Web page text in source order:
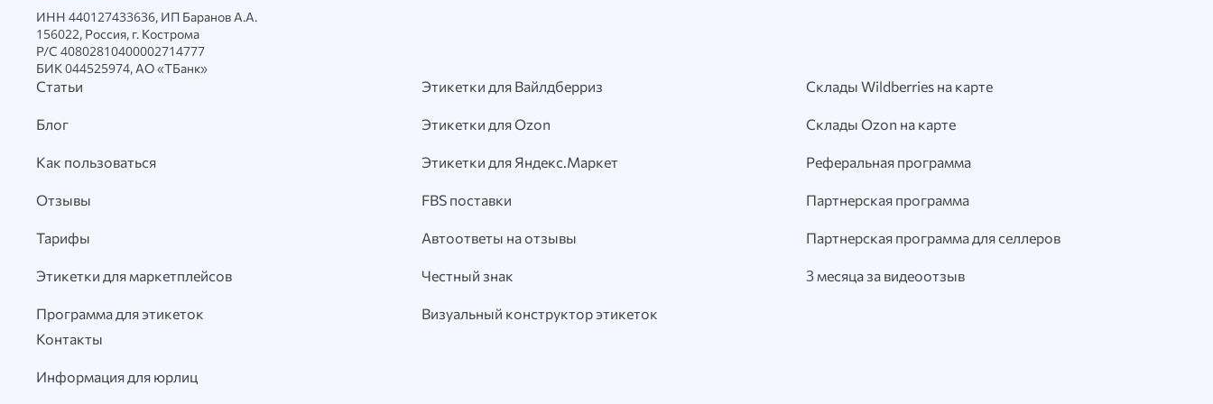
ИНН 440127433636, ИП Баранов А.А.
156022, Россия, г. Кострома
Р/С 40802810400002714777
БИК 044525974, АО «ТБанк»
Статьи
Блог
Как пользоваться
Отзывы
Тарифы
Этикетки для маркетплейсов
Программа для этикеток
Этикетки для Вайлдберриз
Этикетки для Ozon
Этикетки для Яндекс.Маркет
FBS поставки
Автоответы на отзывы
Честный знак
Визуальный конструктор этикеток
Склады Wildberries на карте
Склады Ozon на карте
Реферальная программа
Партнерская программа
Партнерская программа для селлеров
3 месяца за видеоотзыв
Контакты
Информация для юрлиц